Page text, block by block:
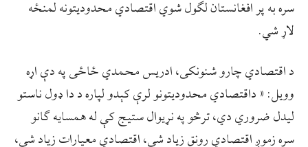
سره به پر افغانستان لګول شوي اقتصادي محدودیتونه لمنځه
لاړ شي.
د اقتصادي چارو شنونکی، ادریس محمدي ځاځی په دې اړه
وویل: « داقتصادي محدودیتونو لرې کېدو لپاره د دا ډول ناستو
لیدل ضروري دي، ترڅو په نړیوال ستیج کې له همسایه ګانو
سره زموږ اقتصادي رونق زیاد شي، اقتصادي معیارات زیاد شي،